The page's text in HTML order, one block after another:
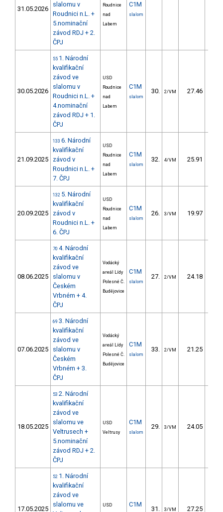
31.05.2026
slalomu v
Roudnici n.L. +
5.nominační
závod RDJ + 2.
ČPJ
Roudnice
nad
Labem
C1M
slalom
30.05.2026
55 1. Národní
kvalifikační
závod ve
slalomu v
Roudnici n.L. +
4.nominační
závod RDJ + 1.
ČPJ
USD
Roudnice
nad
Labem
C1M
slalom
30. 2/VM 27.46
21.09.2025
133 6. Národní
kvalifikační
závod v
Roudnici n.L. +
7. ČPJ
USD
Roudnice
nad
Labem
C1M
slalom
32. 4/VM 25.91
20.09.2025
132 5. Národní
kvalifikační
závod v
Roudnici n.L. +
6. ČPJ
USD
Roudnice
nad
Labem
C1M
slalom
26. 3/VM 19.97
08.06.2025
70 4. Národní
kvalifikační
závod ve
slalomu v
Českém
Vrbném + 4.
ČPJ
Vodácký
areál Lídy
Polesné Č.
Budějovice
C1M
slalom
27. 2/VM 24.18
07.06.2025
69 3. Národní
kvalifikační
závod ve
slalomu v
Českém
Vrbném + 3.
ČPJ
Vodácký
areál Lídy
Polesné Č.
Budějovice
C1M
slalom
33. 2/VM 21.25
18.05.2025
53 2. Národní
kvalifikační
závod ve
slalomu ve
Veltrusech +
5.nominační
závod RDJ + 2.
ČPJ
USD
Veltrusy
C1M
slalom
29. 3/VM 24.05
17.05.2025
52 1. Národní
kvalifikační
závod ve
slalomu ve
USD C1M
31. 3/VM 27.25